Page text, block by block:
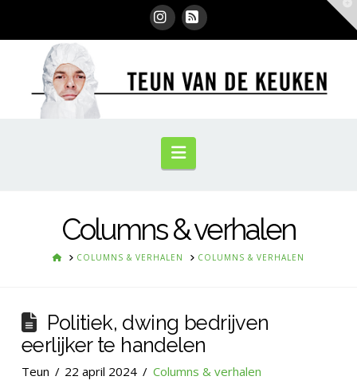
Instagram
RSS
Navigation
Columns & verhalen
HOMECOLUMNS & VERHALEN COLUMNS & VERHALEN
Politiek, dwing bedrijven
eerlijker te handelen
Teun 22 april 2024 Columns & verhalen